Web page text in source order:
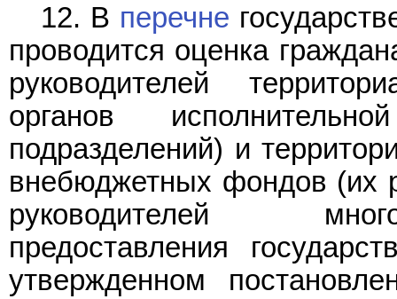
12. В перечне
проводится оценка
руководителей
органов
подразделений) и
внебюджетных фондов (их
руководителей
предоставления
утвержденном